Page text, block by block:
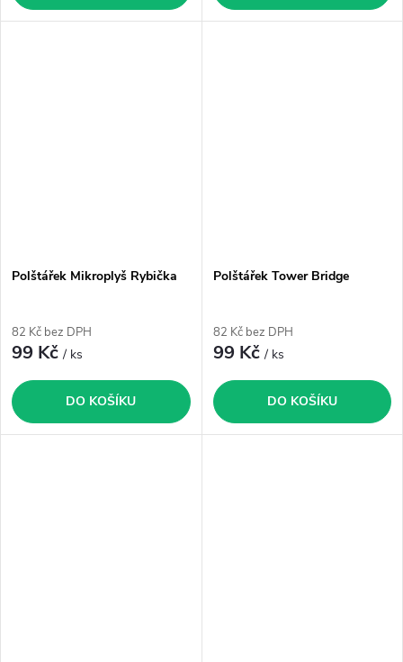
Polštářek Mikroplyš Rybička
82 Kč bez DPH
99 Kč/ ks
DO KOŠÍKU
Polštářek Tower Bridge
82 Kč bez DPH
99 Kč/ ks
DO KOŠÍKU